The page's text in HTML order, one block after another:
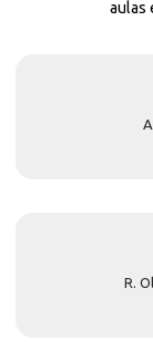
aulas
R.